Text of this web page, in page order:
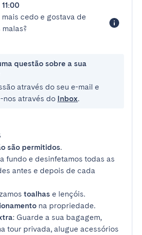
11:00
cedo e gostava de
questão sobre a sua
através do seu e-mail e
nos através do Inbox.
são permitidos.
fundo e desinfetamos todas as
antes e depois de cada
toalhas e lençóis.
na propriedade.
: Guarde a sua bagagem,
tour privada, alugue acessórios